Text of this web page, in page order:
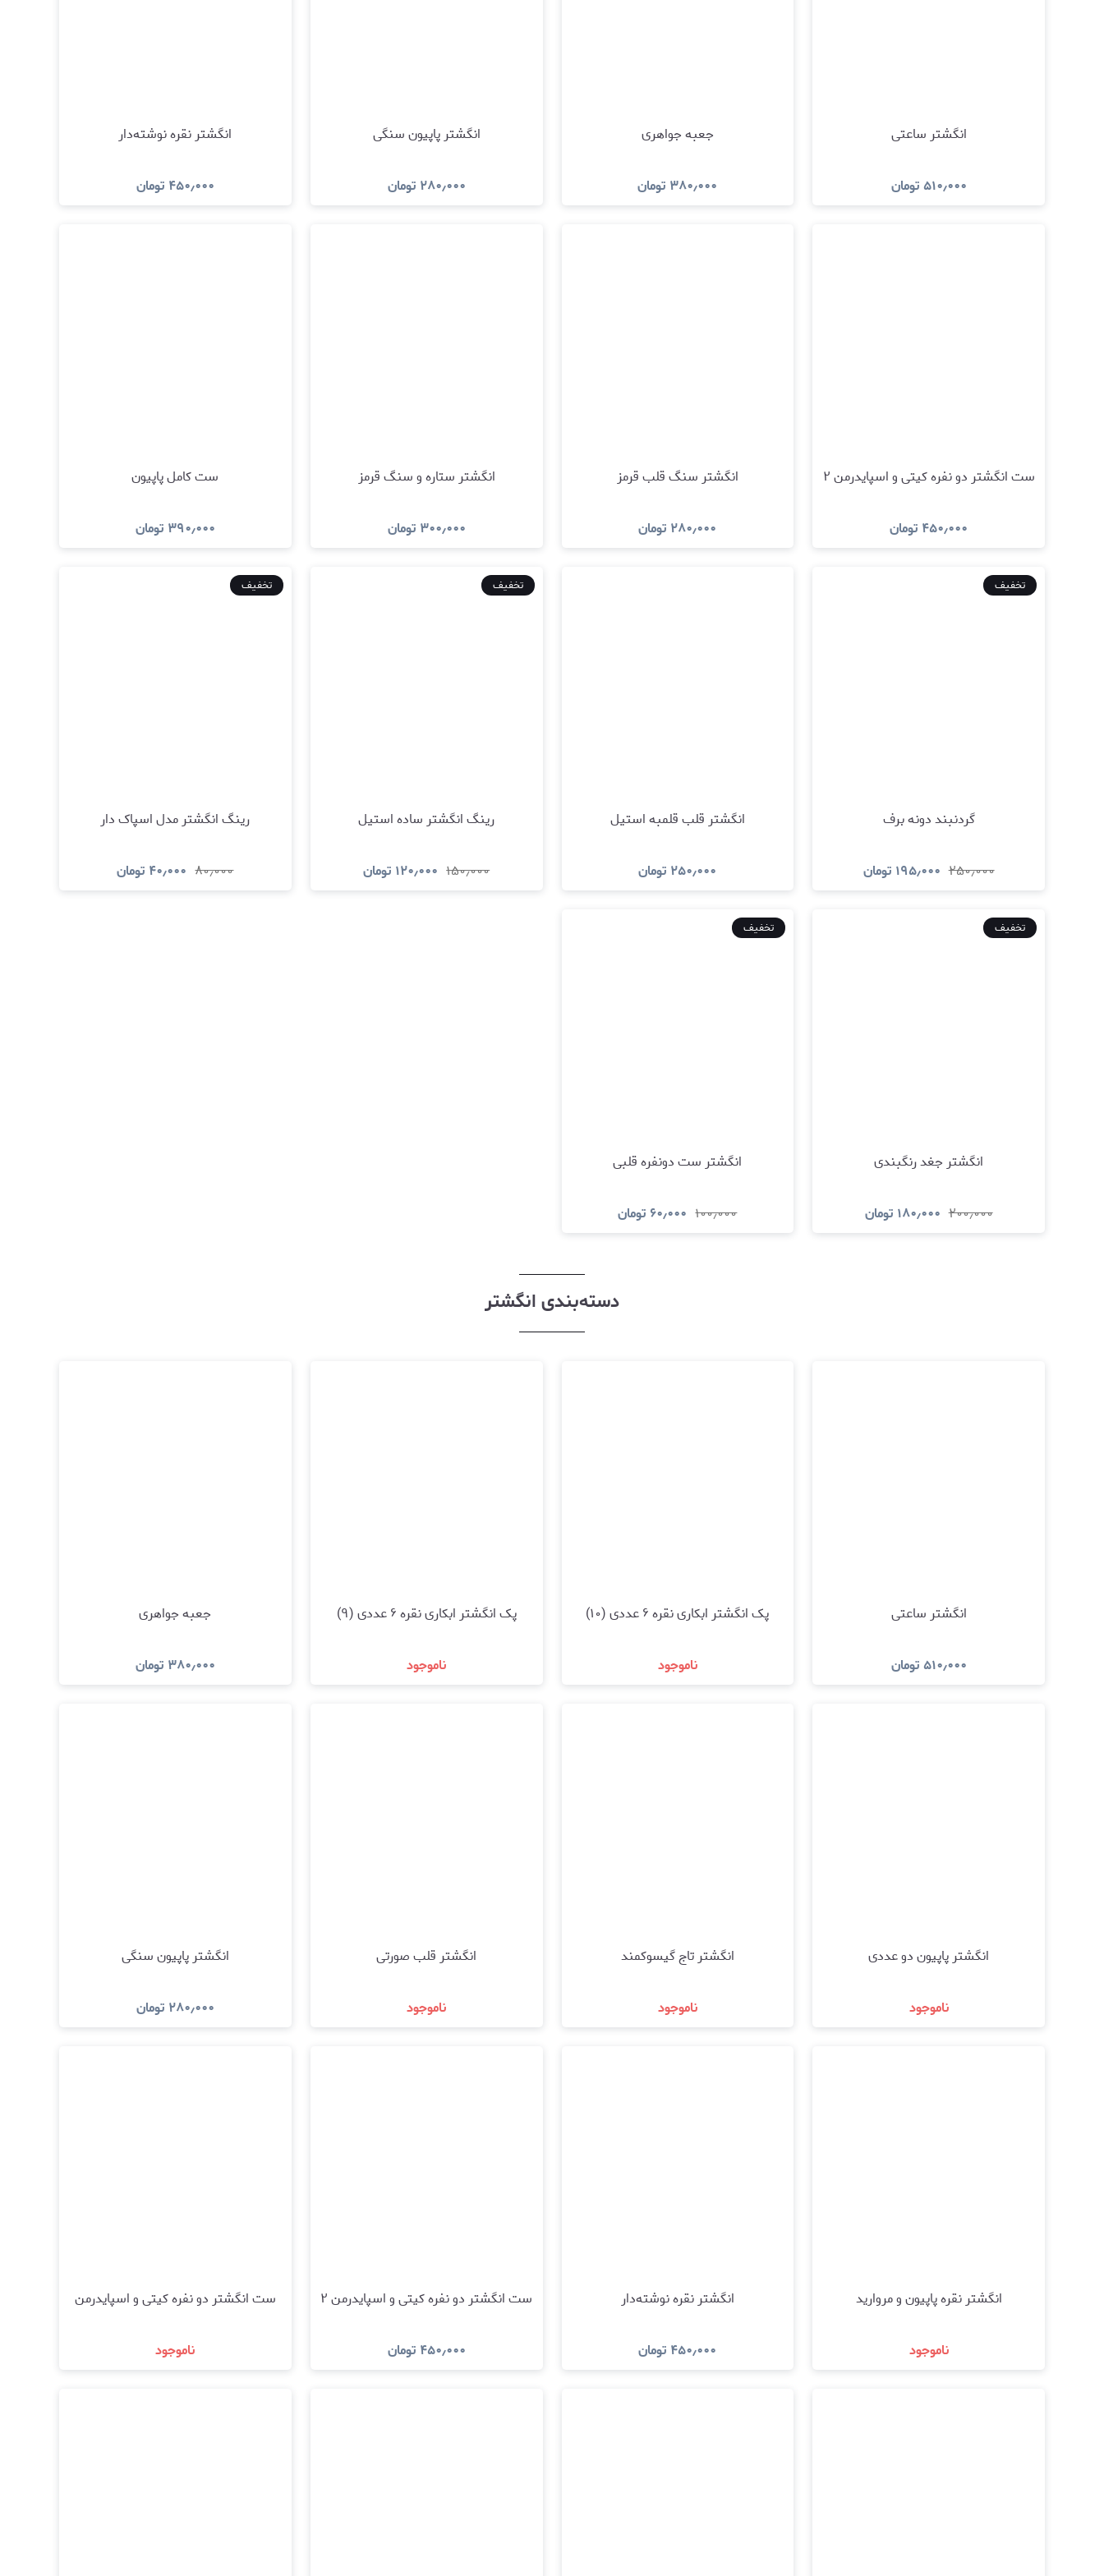
انگشتر ساعتی
۵۱۰٫۰۰۰تومان
جعبه جواهری
۳۸۰٫۰۰۰ تومان
انگشتر پاپیون سنگی
۲۸۰٫۰۰۰ تومان
انگشتر نقره نوشته‌دار
۴۵۰٫۰۰۰ تومان
ست انگشتر دو نفره کیتی و اسپایدرمن ۲
۴۵۰٫۰۰۰ تومان
انگشتر سنگ قلب قرمز
۲۸۰٫۰۰۰ تومان
انگشتر ستاره و سنگ قرمز
۳۰۰٫۰۰۰ تومان
ست کامل پاپیون
۳۹۰٫۰۰۰ تومان
تخفیف
گردنبند دونه برف
۲۵۰٫۰۰۰ ۱۹۵٫۰۰۰ تومان
انگشتر قلب قلمبه استیل
۲۵۰٫۰۰۰ تومان
تخفیف
رینگ انگشتر ساده استیل
۱۵۰٫۰۰۰ ۱۲۰٫۰۰۰ تومان
تخفیف
رینگ انگشتر مدل اسپاک دار
۸۰٫۰۰۰ ۴۰٫۰۰۰ تومان
تخفیف
انگشتر جغد رنگبندی
۲۰۰٫۰۰۰ ۱۸۰٫۰۰۰ تومان
تخفیف
انگشتر ست دو‌نفره قلبی
۱۰۰٫۰۰۰ ۶۰٫۰۰۰ تومان
دسته‌بندی انگشتر
انگشتر ساعتی
۵۱۰٫۰۰۰تومان
پک انگشتر ابکاری نقره ۶ عددی (۱۰)
ناموجود
پک انگشتر ابکاری نقره ۶ عددی (۹)
ناموجود
جعبه جواهری
۳۸۰٫۰۰۰ تومان
انگشتر پاپیون دو عددی
ناموجود
انگشتر تاج گیسوکمند
ناموجود
انگشتر قلب صورتی
ناموجود
انگشتر پاپیون سنگی
۲۸۰٫۰۰۰ تومان
انگشتر نقره پاپیون و مروارید
ناموجود
انگشتر نقره نوشته‌دار
۴۵۰٫۰۰۰ تومان
ست انگشتر دو نفره کیتی و اسپایدرمن ۲
۴۵۰٫۰۰۰ تومان
ست انگشتر دو نفره کیتی و اسپایدرمن
ناموجود